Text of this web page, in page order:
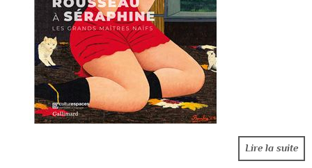
Lire la suite